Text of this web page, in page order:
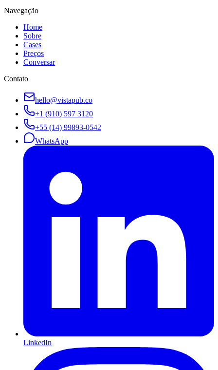
Navegação
Home
Sobre
Cases
Preços
Conversar
Contato
hello@vistapub.co
+1 (910) 597 3120
+55 (14) 99893-0542
WhatsApp
LinkedIn